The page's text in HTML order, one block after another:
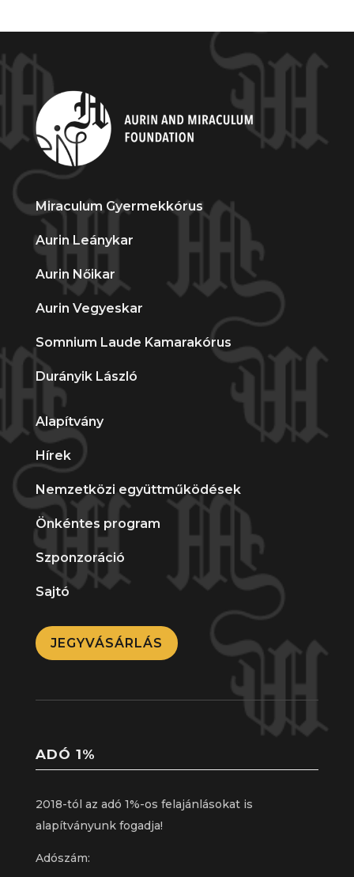
Miraculum Gyermekkórus
Aurin Leánykar
Aurin Nőikar
Aurin Vegyeskar
Somnium Laude Kamarakórus
Durányik László
Alapítvány
Hírek
Nemzetközi együttműködések
Önkéntes program
Szponzoráció
Sajtó
JEGYVÁSÁRLÁS
ADÓ 1%
2018-tól az adó 1%-os felajánlásokat is
alapítványunk fogadja!
Adószám: